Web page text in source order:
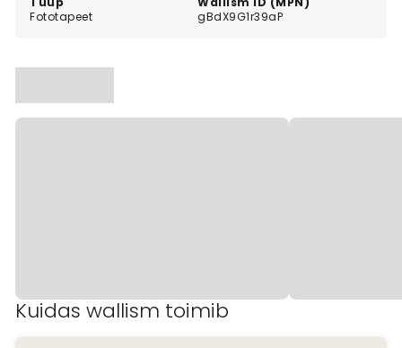
Fototapeet
gBdX9G1r39aP
Kuidas wallism toimib